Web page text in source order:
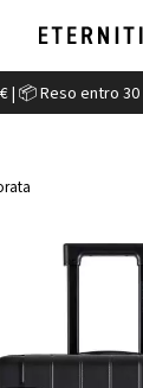
| 📦 Reso entro